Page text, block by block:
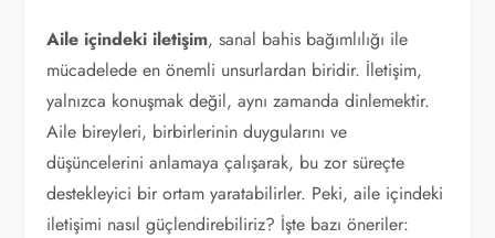
Aile içindeki iletişim, sanal bahis bağımlılığı ile
mücadelede en önemli unsurlardan biridir. İletişim,
yalnızca konuşmak değil, aynı zamanda dinlemektir.
Aile bireyleri, birbirlerinin duygularını ve
düşüncelerini anlamaya çalışarak, bu zor süreçte
destekleyici bir ortam yaratabilirler. Peki, aile içindeki
iletişimi nasıl güçlendirebiliriz? İşte bazı öneriler: